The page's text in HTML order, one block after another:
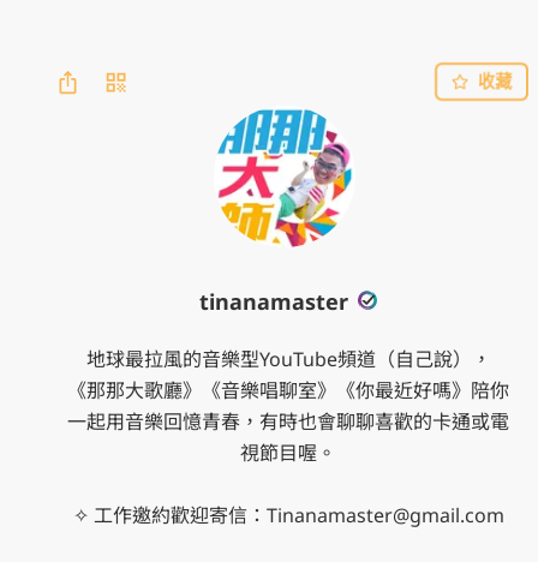
tinanamaster
地球最拉風的音樂型YouTube頻道（自己說），
《那那大歌廳》《音樂唱聊室》《你最近好嗎》陪你
一起用音樂回憶青春，有時也會聊聊喜歡的卡通或電
視節目喔。
收藏